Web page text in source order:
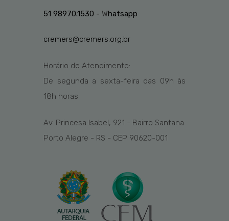
51 98970.1530 - Whatsapp
cremers@cremers.org.br
Horário de Atendimento:
De segunda a sexta-feira das 09h às
18h horas
Av. Princesa Isabel, 921 - Bairro Santana
Porto Alegre - RS - CEP 90620-001